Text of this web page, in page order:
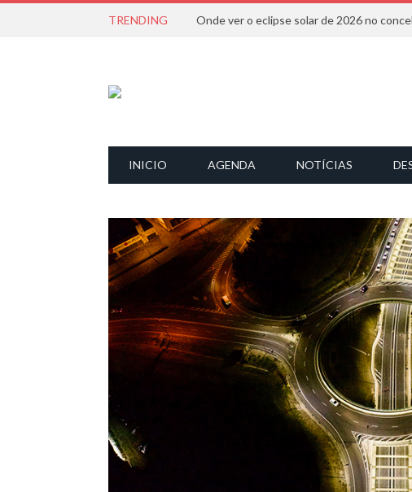
TRENDING Onde ver o eclipse solar de 2026 no
INICIO AGENDA NOTÍCIAS